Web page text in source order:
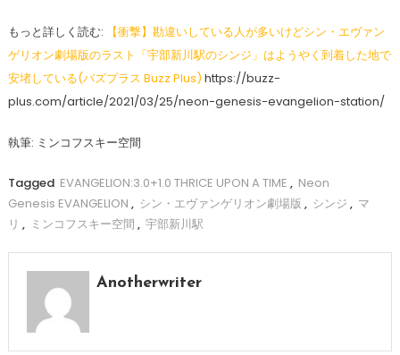
もっと詳しく読む:
【衝撃】勘違いしている人が多いけどシン・エヴァン
ゲリオン劇場版のラスト「宇部新川駅のシンジ」はようやく到着した地で
安堵している(バズプラス Buzz Plus) https://buzz-
plus.com/article/2021/03/25/neon-genesis-evangelion-station/
執筆: ミンコフスキー空間
Tagged EVANGELION:3.0+1.0 THRICE UPON A TIME , Neon
Genesis EVANGELION , シン・エヴァンゲリオン劇場版 , シンジ , マ
リ , ミンコフスキー空間 , 宇部新川駅
Anotherwriter